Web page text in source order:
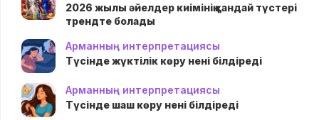
2026 жылы әйелдер киімінің қандай түстері
трендте болады
Арманның интерпретациясы
Түсінде жүктілік көру нені білдіреді
Арманның интерпретациясы
Түсінде шаш көру нені білдіреді